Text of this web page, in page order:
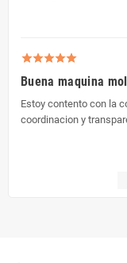
Buena maquina
Estoy contento con la
coordinacion y